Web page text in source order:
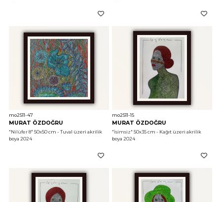
mo2511-47
MURAT ÖZDOĞRU
"Nilüfer 8" 50x50 cm - Tuval üzeri akrilik
boya 2024
mo2511-15
MURAT ÖZDOĞRU
"İsimsiz" 50x35 cm - Kağıt üzeri akrilik
boya 2024